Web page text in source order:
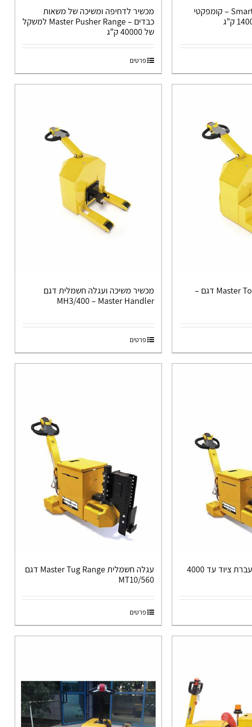
מניע חכם Smart Mover – קומפקטי
מכשיר לדחיפה ומשיכה של משאות
כבדים – Master Pusher Range למשקל
של 40000 ק"ג
פרטים
מכשיר משיכה – Master Tow דגם –
מכשיר משיכה ועגלה חשמלית דגם
MH3/400 – Master Handler
פרטים
עגלת חשמלית להעברת ציוד עד 4000
עגלה חשמלית Master Tug Range דגם
MT10/560
פרטים